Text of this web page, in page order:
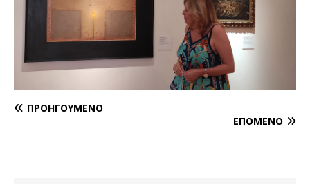
ΠΡΟΗΓΟΎΜΕΝΟ
ΕΠΌΜΕΝΟ